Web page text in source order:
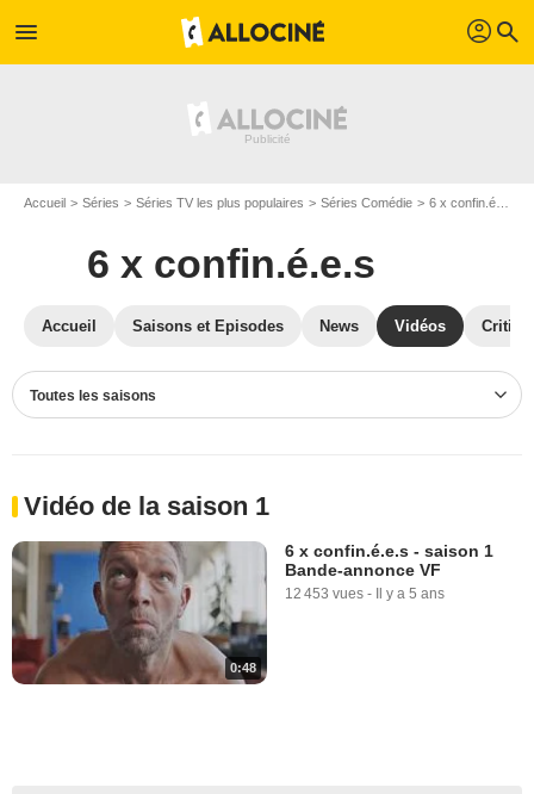
menu profil search
Accueil Séries Séries TV les plus populaires Séries Comédie 6 x confin.é.e.s
6 x confin.é.e.s
Accueil Saisons et Episodes News Vidéos
Toutes les saisons
Vidéo de la saison 1
0:48
6 x confin.é.e.s - saison 1
Bande-annonce VF
12 453 vues - Il y a 5 ans